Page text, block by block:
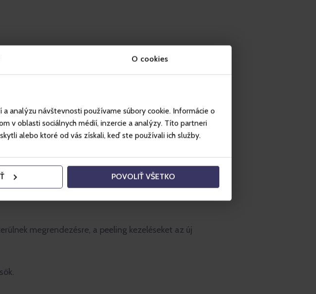
O cookies
analýzu návštevnosti používame súbory cookie. Informácie o
v oblasti sociálnych médií, inzercie a analýzy. Títo partneri
alebo ktoré od vás získali, keď ste používali ich služby.
POVOLIŤ VŠETKO
főbejáratán keresztül.
a bešeňói szaunavilág éjszakai hangulatát,
show-t készítenek Önnek.
és a fedett medencék az Átrium
megrendezésre, a peeling kezeléseket az új